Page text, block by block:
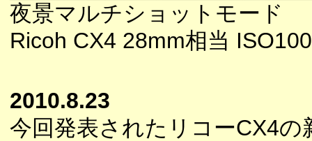
夜景マルチショットモード
Ricoh CX4 28mm相当 ISO100
2010.8.23
今回発表されたリコーCX4